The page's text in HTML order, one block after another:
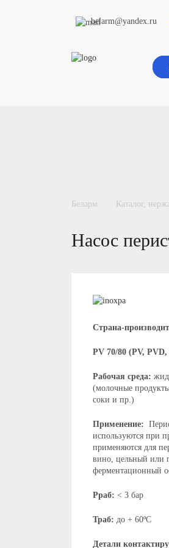
belarm@yandex.ru
беларм каталог,
насос
Страна-
PV 70/80 (PV,
Рабочая среда:
(молочные
соки и пр.)
Применение:
используются при
применяются для
вино, цельный или
ферментационный
Рраб: < 3 бар
Траб: до + 60ºC
Детали